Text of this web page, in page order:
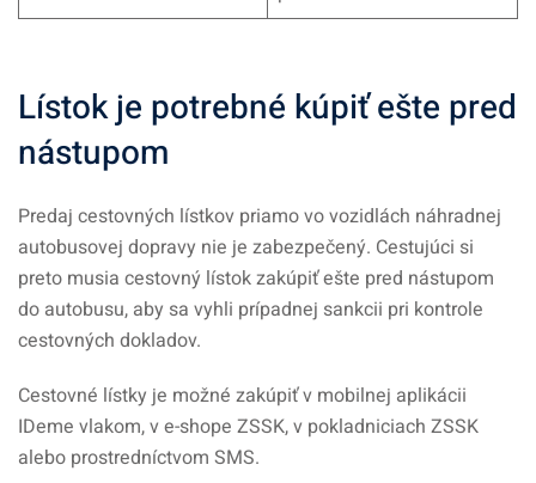
Lístok je potrebné kúpiť ešte pred
nástupom
Predaj cestovných lístkov priamo vo vozidlách náhradnej
autobusovej dopravy nie je zabezpečený. Cestujúci si
preto musia cestovný lístok zakúpiť ešte pred nástupom
do autobusu, aby sa vyhli prípadnej sankcii pri kontrole
cestovných dokladov.
Cestovné lístky je možné zakúpiť v mobilnej aplikácii
IDeme vlakom, v e-shope ZSSK, v pokladniciach ZSSK
alebo prostredníctvom SMS.